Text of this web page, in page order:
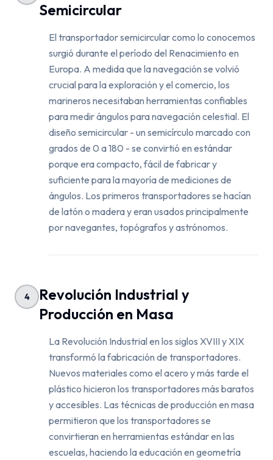
Semicircular
El transportador semicircular como lo conocemos
surgió durante el período del Renacimiento en
Europa. A medida que la navegación se volvió
crucial para la exploración y el comercio, los
marineros necesitaban herramientas confiables
para medir ángulos para navegación celestial. El
diseño semicircular - un semicírculo marcado con
grados de 0 a 180 - se convirtió en estándar
porque era compacto, fácil de fabricar y
suficiente para la mayoría de mediciones de
ángulos. Los primeros transportadores se hacían
de latón o madera y eran usados principalmente
por navegantes, topógrafos y astrónomos.
4
Revolución Industrial y
Producción en Masa
La Revolución Industrial en los siglos XVIII y XIX
transformó la fabricación de transportadores.
Nuevos materiales como el acero y más tarde el
plástico hicieron los transportadores más baratos
y accesibles. Las técnicas de producción en masa
permitieron que los transportadores se
convirtieran en herramientas estándar en las
escuelas, haciendo la educación en geometría